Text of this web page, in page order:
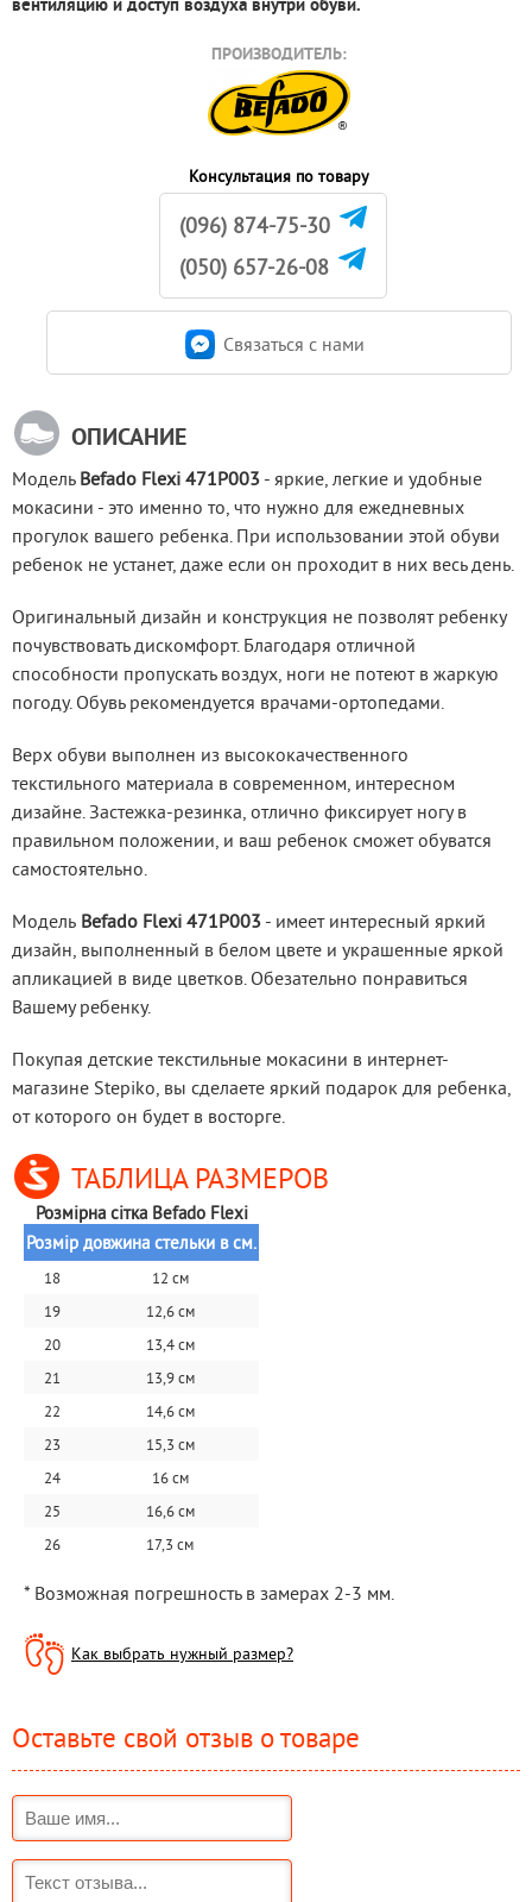
ПРОИЗВОДИТЕЛЬ:
Консультация по товару
(096) 874-75-30
(050) 657-26-08
Связаться c нами
ОПИСАНИЕ
Модель Befado Flexi 471P003 - яркие, легкие и удобные
мокасини - это именно то, что нужно для ежедневных
прогулок вашего ребенка. При использовании этой обуви
ребенок не устанет, даже если он проходит в них весь день.
Оригинальный дизайн и конструкция не позволят ребенку
почувствовать дискомфорт. Благодаря отличной
способности пропускать воздух, ноги не потеют в жаркую
погоду. Обувь рекомендуется врачами-ортопедами.
Верх обуви выполнен из высококачественного
текстильного материала в современном, интересном
дизайне. Застежка-резинка, отлично фиксирует ногу в
правильном положении, и ваш ребенок сможет обуватся
самостоятельно.
Модель Befado Flexi 471P003 - имеет интересный яркий
дизайн, выполненный в белом цвете и украшенные яркой
апликацией в виде цветков. Обезательно понравиться
Вашему ребенку.
Покупая детские текстильные мокасини в интернет-
магазине Stepiko, вы сделаете яркий подарок для ребенка,
от которого он будет в восторге.
ТАБЛИЦА РАЗМЕРОВ
Розмірна сітка Befado Flexi
Розмір довжина стельки в см.
18
12 см
19
12,6 см
20
13,4 см
21
13,9 см
22
14,6 см
23
15,3 см
24
16 см
25
16,6 см
26
17,3 см
* Возможная погрешность в замерах 2-3 мм.
Как выбрать нужный размер?
Оставьте свой отзыв о товаре